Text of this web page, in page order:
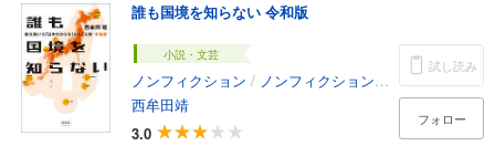
誰も国境を知らない 令和版
小説・文芸
ノンフィクション / ノンフィクション・ドキュメンタリー
西牟田靖
3.0
試し読み
フォロー